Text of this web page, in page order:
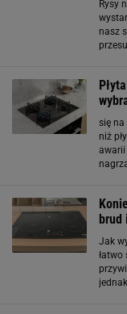
Rysy
nasz
się na
niż
awarii
brud
Jak
łatwo